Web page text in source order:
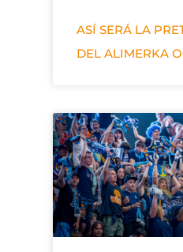
ASÍ SERÁ LA
DEL ALIMERKA